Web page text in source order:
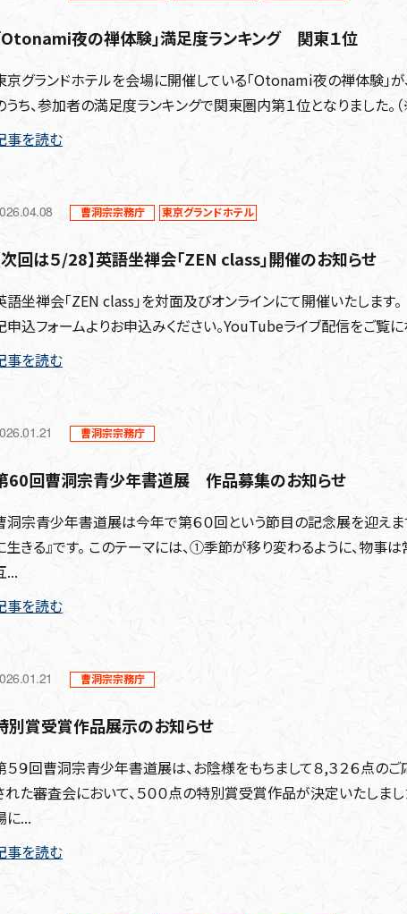
Otonami夜の禅体験」満足度ランキング 関東１位
京グランドホテルを会場に開催している「Otonami夜の禅体験」
うち、参加者の満足度ランキングで関東圏内第１位となりました
事を読む
曹洞宗宗務庁 東京グランドホテル
次回は５/28】英語坐禅会「ZEN class」開催のお知らせ
語坐禅会「ZEN class」を対面及びオンラインにて開催いたしま
申込フォームよりお申込みください。YouTubeライブ配信をご覧
事を読む
曹洞宗宗務庁
60回曹洞宗青少年書道展 作品募集のお知らせ
洞宗青少年書道展は今年で第６０回という節目の記念展を迎えま
生きる』です。 このテーマには、①季節が移り変わるように、物事
...
事を読む
曹洞宗宗務庁
別賞受賞作品展示のお知らせ
５９回曹洞宗青少年書道展は、お陰様をもちまして８,３２６点のご
れた審査会において、５００点の特別賞受賞作品が決定いたしま
に...
事を読む